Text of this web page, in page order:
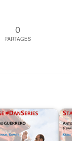
0
PARTAGES